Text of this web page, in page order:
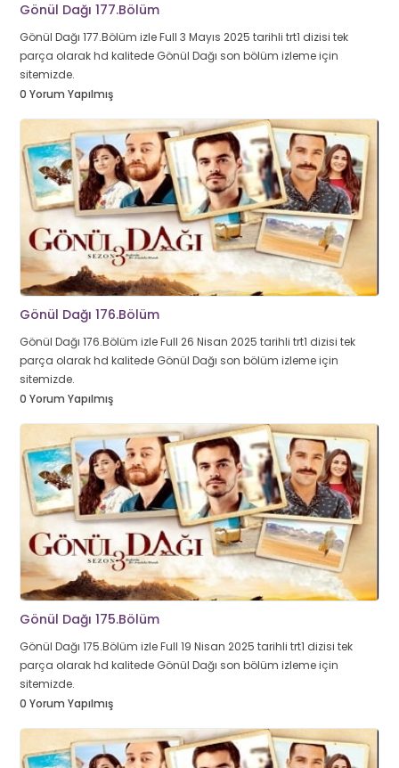
Gönül Dağı 177.Bölüm
Gönül Dağı 177.Bölüm izle Full 3 Mayıs 2025 tarihli trt1 dizisi tek
parça olarak hd kalitede Gönül Dağı son bölüm izleme için
sitemizde.
0 Yorum Yapılmış
Gönül Dağı 176.Bölüm
Gönül Dağı 176.Bölüm izle Full 26 Nisan 2025 tarihli trt1 dizisi tek
parça olarak hd kalitede Gönül Dağı son bölüm izleme için
sitemizde.
0 Yorum Yapılmış
Gönül Dağı 175.Bölüm
Gönül Dağı 175.Bölüm izle Full 19 Nisan 2025 tarihli trt1 dizisi tek
parça olarak hd kalitede Gönül Dağı son bölüm izleme için
sitemizde.
0 Yorum Yapılmış